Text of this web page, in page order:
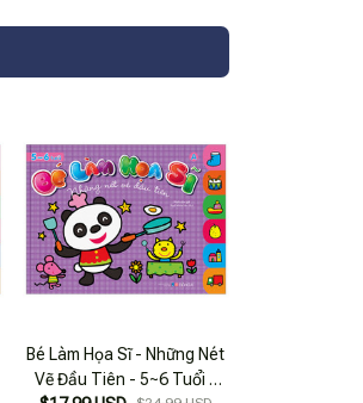
Bé Làm Họa Sĩ - Những Nét
Vẽ Đầu Tiên - 5~6 Tuổi -